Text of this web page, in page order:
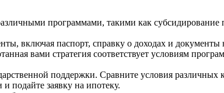
программами, такими как
включая паспорт, справку о доходах и документы
вами стратегия соответствует условиям
поддержки. Сравните условия
подайте заявку на ипотеку.